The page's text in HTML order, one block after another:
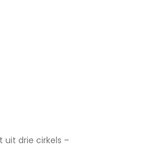
uit drie cirkels –